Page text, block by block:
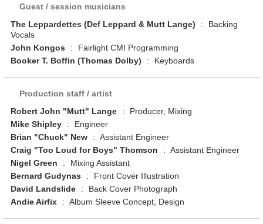
Guest / session musicians
The Leppardettes (Def Leppard & Mutt Lange)
:
Backing
Vocals
John Kongos
:
Fairlight CMI Programming
Booker T. Boffin (Thomas Dolby)
: Keyboards
Production staff / artist
Robert John "Mutt" Lange
:
Producer, Mixing
Mike Shipley
:
Engineer
Brian "Chuck" New
: Assistant Engineer
Craig "Too Loud for Boys" Thomson
: Assistant Engineer
Nigel Green
:
Mixing Assistant
Bernard Gudynas
:
Front Cover Illustration
David Landslide
:
Back Cover Photograph
Andie Airfix
: Album Sleeve Concept, Design